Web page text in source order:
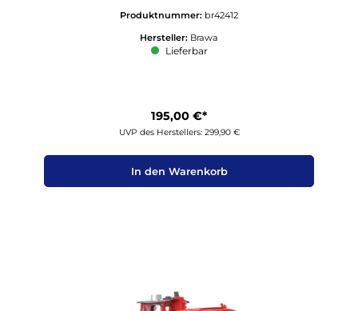
Produktnummer: br42412
Hersteller: Brawa
Lieferbar
195,00 €*
UVP des Herstellers: 299,90 €
In den Warenkorb